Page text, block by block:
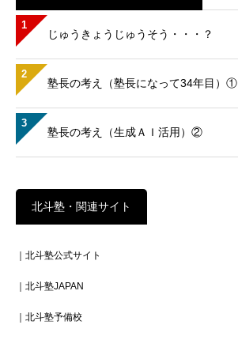
1
じゅうきょうじゅうそう・・・？
2
塾長の考え（塾長になって34年目）①
3
塾長の考え（生成ＡＩ活用）②
北斗塾・関連サイト
｜北斗塾公式サイト
｜北斗塾JAPAN
｜北斗塾予備校